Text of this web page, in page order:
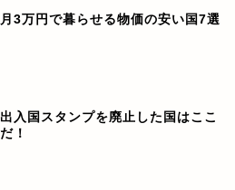
月3万円で暮らせる物価の安い国7選
出入国スタンプを廃止した国はここ
だ！